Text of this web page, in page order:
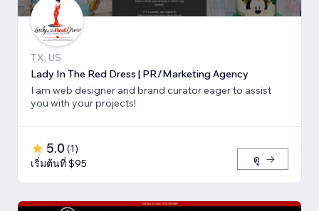
TX, US
Lady In The Red Dress | PR/Marketing Agency
I am web designer and brand curator eager to assist
you with your projects!
5.0 (1)
เริ่มต้นที่ $95
ดู